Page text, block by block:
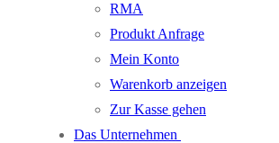
RMA
Produkt Anfrage
Mein Konto
Warenkorb anzeigen
Zur Kasse gehen
Das Unternehmen